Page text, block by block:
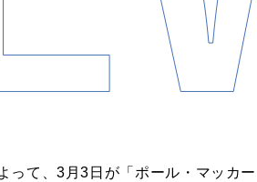
って、3月3日が「ポール・マッカ